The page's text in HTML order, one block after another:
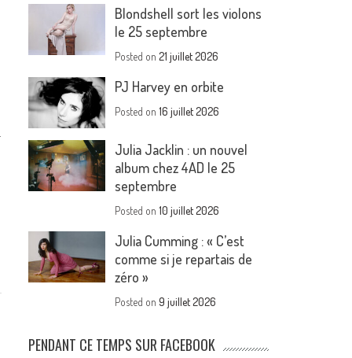
Blondshell sort les violons
le 25 septembre
Posted on21 juillet 2026
PJ Harvey en orbite
Posted on16 juillet 2026
Julia Jacklin : un nouvel
album chez 4AD le 25
septembre
Posted on10 juillet 2026
Julia Cumming : « C’est
comme si je repartais de
zéro »
Posted on9 juillet 2026
PENDANT CE TEMPS SUR FACEBOOK